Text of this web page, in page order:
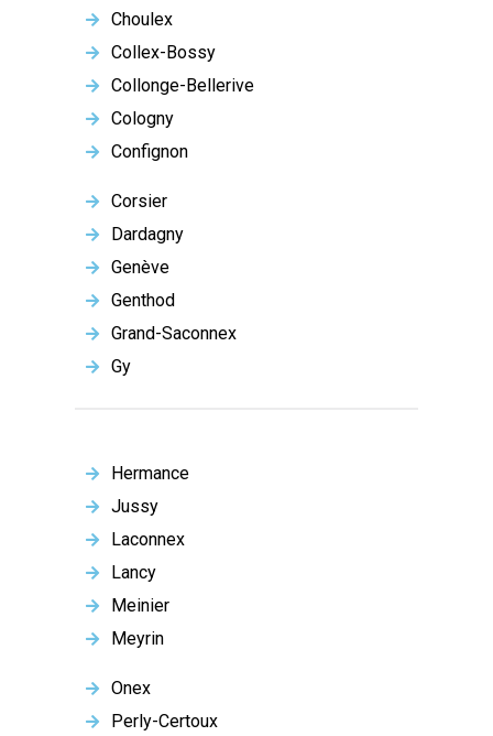
Choulex
Collex-Bossy
Collonge-Bellerive
Cologny
Confignon
Corsier
Dardagny
Genève
Genthod
Grand-Saconnex
Gy
Hermance
Jussy
Laconnex
Lancy
Meinier
Meyrin
Onex
Perly-Certoux